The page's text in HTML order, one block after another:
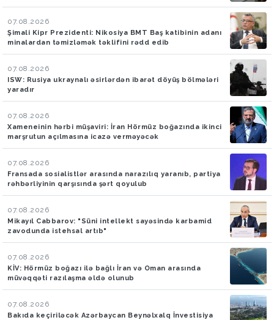
07.08.2026
Şimali Kipr Prezidenti: Nikosiya BMT Baş katibinin adanı
minalardan təmizləmək təklifini rədd edib
07.08.2026
ISW: Rusiya ukraynalı əsirlərdən ibarət döyüş bölmələri
yaradır
07.08.2026
Xameneinin hərbi müşaviri: İran Hörmüz boğazında ikinci
marşrutun açılmasına icazə verməyəcək
07.08.2026
Fransada sosialistlər arasında narazılıq yaranıb, partiya
rəhbərliyinin qarşısında şərt qoyulub
07.08.2026
Mikayıl Cabbarov: "Süni intellekt sayəsində karbamid
zavodunda istehsal artıb"
07.08.2026
KİV: Hörmüz boğazı ilə bağlı İran və Oman arasında
müvəqqəti razılaşma əldə olunub
07.08.2026
Bakıda keçiriləcək Azərbaycan Beynəlxalq İnvestisiya